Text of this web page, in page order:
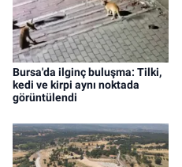
Bursa'da ilginç buluşma: Tilki,
kedi ve kirpi aynı noktada
görüntülendi